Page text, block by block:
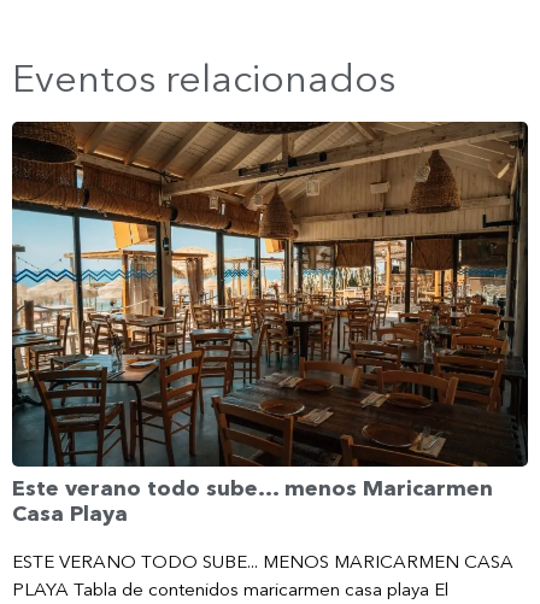
Eventos relacionados
Este verano todo sube… menos Maricarmen
Casa Playa
ESTE VERANO TODO SUBE... MENOS MARICARMEN CASA
PLAYA Tabla de contenidos maricarmen casa playa El